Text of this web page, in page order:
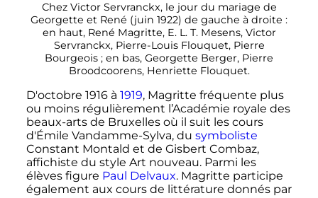
Chez Victor Servranckx, le jour du mariage de
Georgette et René (juin 1922) de gauche à droite :
en haut, René Magritte, E. L. T. Mesens, Victor
Servranckx, Pierre-Louis Flouquet, Pierre
Bourgeois ; en bas, Georgette Berger, Pierre
Broodcoorens, Henriette Flouquet.
D'octobre 1916à 1919, Magritte fréquente plus
ou moins régulièrement l’Académie royale des
beaux-arts de Bruxelles où il suit les cours
d'Émile Vandamme-Sylva, du symboliste
Constant Montald et de Gisbert Combaz,
affichiste du style Art nouveau. Parmi les
élèves figure Paul Delvaux. Magritte participe
également aux cours de littérature donnés par